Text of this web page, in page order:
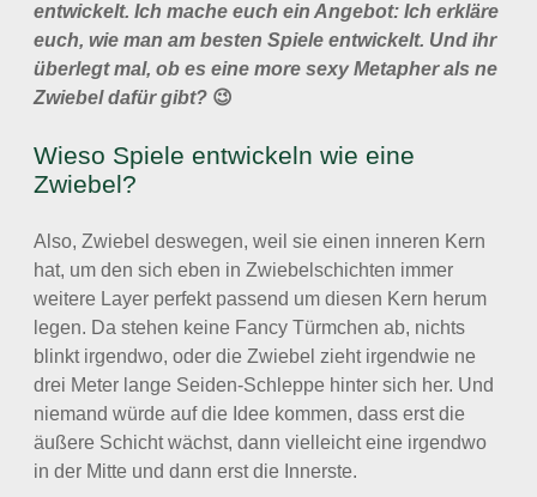
entwickelt. Ich mache euch ein Angebot: Ich erkläre
euch, wie man am besten Spiele entwickelt. Und ihr
überlegt mal, ob es eine more sexy Metapher als ne
Zwiebel dafür gibt? 😉
Wieso Spiele entwickeln wie eine
Zwiebel?
Also, Zwiebel deswegen, weil sie einen inneren Kern
hat, um den sich eben in Zwiebelschichten immer
weitere Layer perfekt passend um diesen Kern herum
legen. Da stehen keine Fancy Türmchen ab, nichts
blinkt irgendwo, oder die Zwiebel zieht irgendwie ne
drei Meter lange Seiden-Schleppe hinter sich her. Und
niemand würde auf die Idee kommen, dass erst die
äußere Schicht wächst, dann vielleicht eine irgendwo
in der Mitte und dann erst die Innerste.